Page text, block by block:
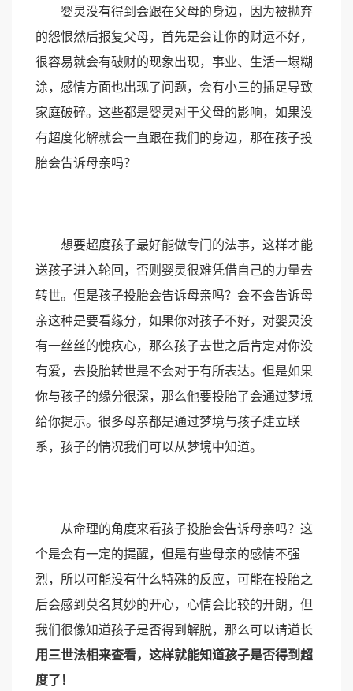
婴灵没有得到会跟在父母的身边，因为被抛弃
的怨恨然后报复父母，首先是会让你的财运不好，
很容易就会有破财的现象出现，事业、生活一塌糊
涂，感情方面也出现了问题，会有小三的插足导致
家庭破碎。这些都是婴灵对于父母的影响，如果没
有超度化解就会一直跟在我们的身边，那在孩子投
胎会告诉母亲吗？
想要超度孩子最好能做专门的法事，这样才能
送孩子进入轮回，否则婴灵很难凭借自己的力量去
转世。但是孩子投胎会告诉母亲吗？会不会告诉母
亲这种是要看缘分，如果你对孩子不好，对婴灵没
有一丝丝的愧疚心，那么孩子去世之后肯定对你没
有爱，去投胎转世是不会对于有所表达。但是如果
你与孩子的缘分很深，那么他要投胎了会通过梦境
给你提示。很多母亲都是通过梦境与孩子建立联
系，孩子的情况我们可以从梦境中知道。
从命理的角度来看孩子投胎会告诉母亲吗？这
个是会有一定的提醒，但是有些母亲的感情不强
烈，所以可能没有什么特殊的反应，可能在投胎之
后会感到莫名其妙的开心，心情会比较的开朗，但
我们很像知道孩子是否得到解脱，那么可以请道长
用三世法相来查看，这样就能知道孩子是否得到超
度了！